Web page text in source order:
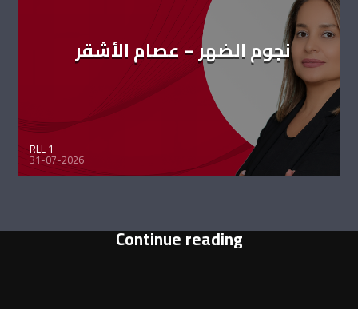
نجوم الضهر – عصام الأشقر
RLL 1
31-07-2026
Continue reading